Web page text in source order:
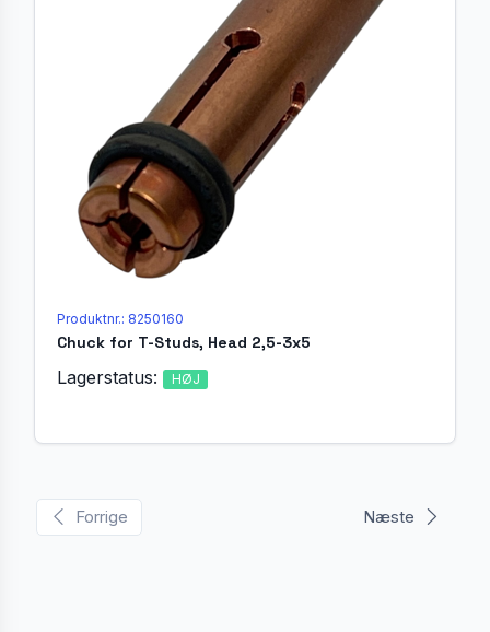
Produktnr.: 8250160
Chuck for T-Studs, Head 2,5-3x5
Lagerstatus: HØJ
Forrige Næste